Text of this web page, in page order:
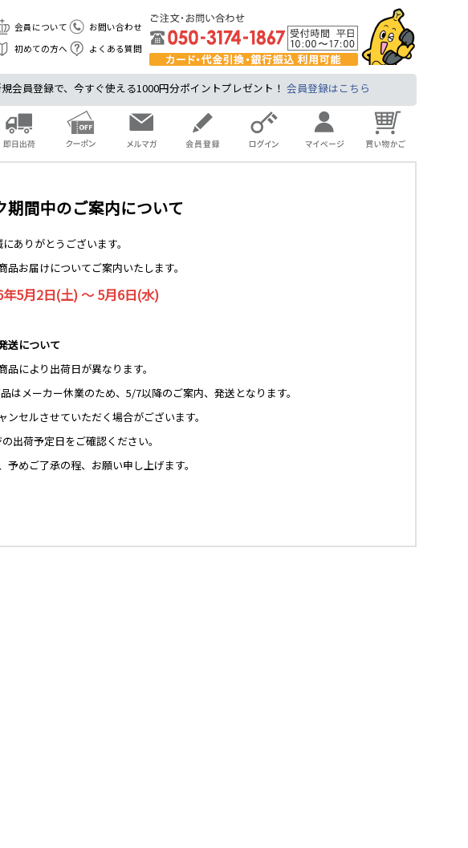
会員について
お問い合わせ
初めての方へ
よくある質問
員登録で、今すぐ使える1000円分ポイントプレゼント！ 会員登録はこちら
期間中のご案内について
ありがとうございます。
お届けについてご案内いたします。
5月2日(土) ～ 5月6日(水)
送について
により出荷日が異なります。
メーカー休業のため、5/7以降のご案内、発送となります。
セルさせていただく場合がございます。
出荷予定日をご確認ください。
めご了承の程、お願い申し上げます。